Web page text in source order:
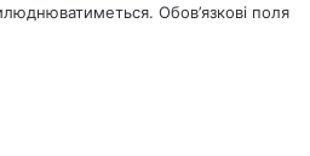
Обов’язкові поля